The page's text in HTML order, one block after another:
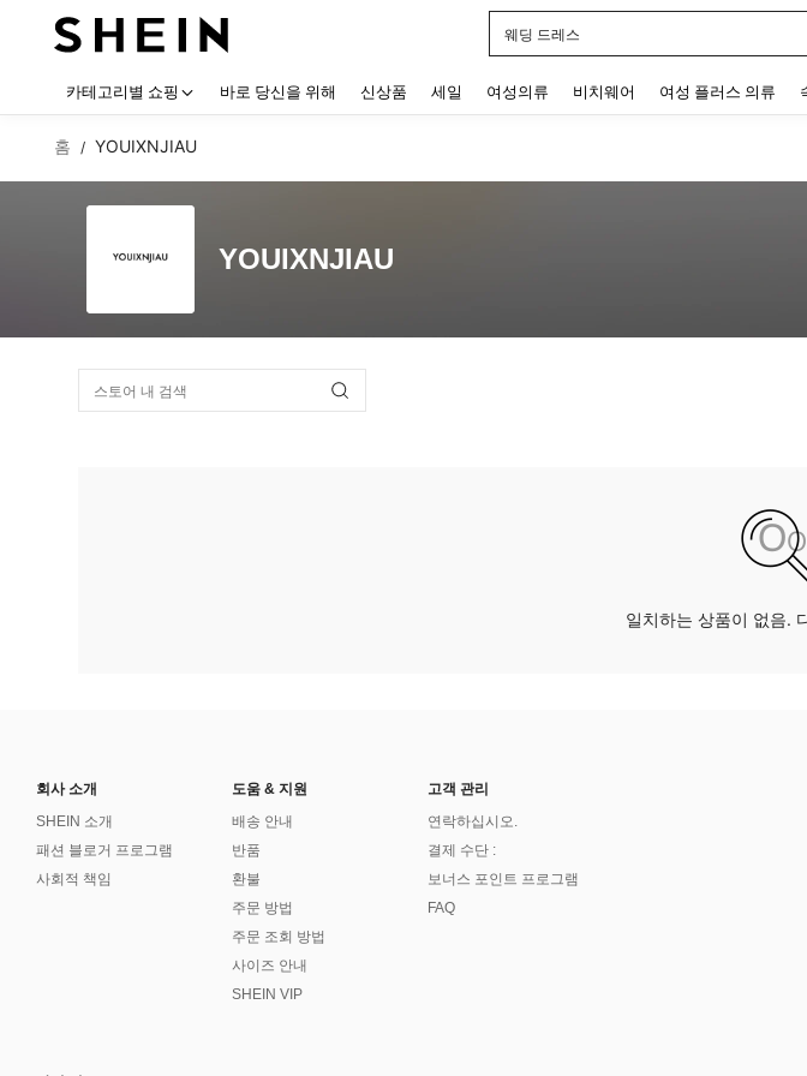
웨딩 드레스
카테고리별 쇼핑 바로 당신을 위해 신상품 세일 여성의류 비치웨어 여성 플러스 의류
홈 / YOUIXNJIAU
YOUIXNJIAU
일치하는 상품이 없음.
회사 소개
SHEIN 소개
패션 블로거 프로그램
사회적 책임
도움 & 지원
배송 안내
반품
환불
주문 방법
주문 조회 방법
사이즈 안내
SHEIN VIP
고객 관리
연락하십시오.
결제 수단 :
보너스 포인트 프로그램
FAQ